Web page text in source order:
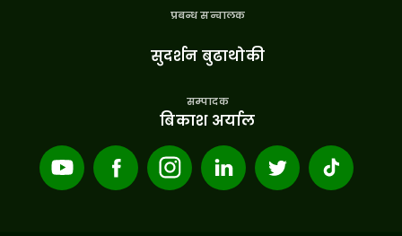
प्रबन्ध सन्चालक
सुदर्शन बुढाथोकी
सम्पादक
बिकाश अर्याल